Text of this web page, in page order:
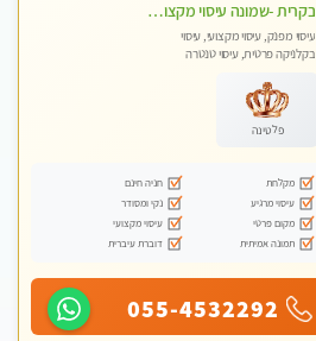
בקרית -שמונה עיסוי מקצועי מפנק עיסוי עם אבנים חמות. מעסה עם תעודות. טיפול מרגיע ומפנק באווירה נעימה ושקטה
עיסוי מפנק, עיסוי מקצועי, עיסוי
בקלניקה פרטית, עיסוי טנטרה
פלטינה
מקלחת
חניה חינם
עיסוי מרגיע
נקי ומסודר
מקום פרטי
עיסוי מקצועי
תמונה אמיתית
דוברת עיברית
055-4532292